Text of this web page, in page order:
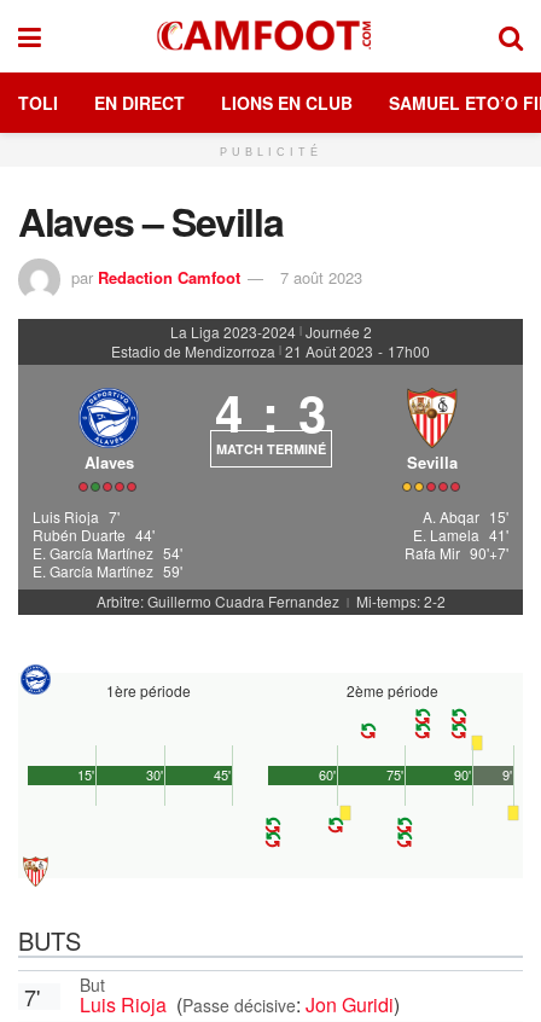
TOLI EN DIRECT LIONS EN CLUB SAMUEL ETO’O
PUBLICITÉ
Alaves – Sevilla
par Redaction Camfoot 7 août 2023
La Liga 2023-2024 | Journée 2
Estadio de Mendizorroza | 21 Août 2023 - 17h00
Alaves
4 : 3
MATCH TERMINÉ
Sevilla
Luis Rioja 7'
Rubén Duarte 44'
E. García Martínez 54'
E. García Martínez 59'
A. Abqar 15'
E. Lamela 41'
Rafa Mir 90'+7'
Arbitre: Guillermo Cuadra Fernandez | Mi-temps: 2-2
1ère période
45'
15' 30'
2ème période
90'
60' 75' 9'
BUTS
But
Luis Rioja (Passe décisive: Jon Guridi)
7'